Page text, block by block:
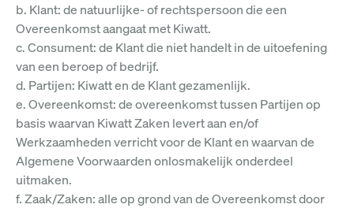
b. Klant: de natuurlijke- of rechtspersoon die een
Overeenkomst aangaat met Kiwatt.
c. Consument: de Klant die niet handelt in de uitoefening
van een beroep of bedrijf.
d. Partijen: Kiwatt en de Klant gezamenlijk.
e. Overeenkomst: de overeenkomst tussen Partijen op
basis waarvan Kiwatt Zaken levert aan en/of
Werkzaamheden verricht voor de Klant en waarvan de
Algemene Voorwaarden onlosmakelijk onderdeel
uitmaken.
f. Zaak/Zaken: alle op grond van de Overeenkomst door